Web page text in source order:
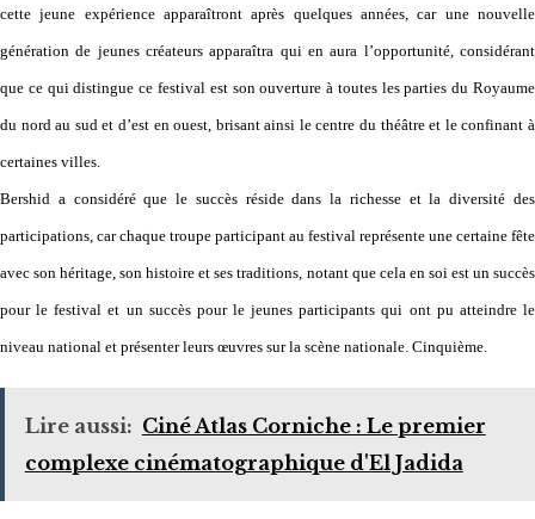
cette jeune expérience apparaîtront après quelques années, car une nouvelle
génération de jeunes créateurs apparaîtra qui en aura l’opportunité, considérant
que ce qui distingue ce festival est son ouverture à toutes les parties du Royaume
du nord au sud et d’est en ouest, brisant ainsi le centre du théâtre et le confinant à
certaines villes.
Bershid a considéré que le succès réside dans la richesse et la diversité des
participations, car chaque troupe participant au festival représente une certaine fête
avec son héritage, son histoire et ses traditions, notant que cela en soi est un succès
pour le festival et un succès pour le jeunes participants qui ont pu atteindre le
niveau national et présenter leurs œuvres sur la scène nationale. Cinquième.
Lire aussi: Ciné Atlas Corniche : Le premier
complexe cinématographique d'El Jadida